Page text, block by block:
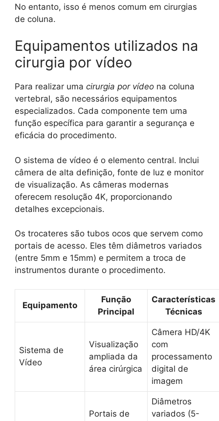
No entanto, isso é menos comum em cirurgias
de coluna.
Equipamentos utilizados na
cirurgia por vídeo
Para realizar uma cirurgia por vídeo na coluna
vertebral, são necessários equipamentos
especializados. Cada componente tem uma
função específica para garantir a segurança e
eficácia do procedimento.
O sistema de vídeo é o elemento central. Inclui
câmera de alta definição, fonte de luz e monitor
de visualização. As câmeras modernas
oferecem resolução 4K, proporcionando
detalhes excepcionais.
Os trocateres são tubos ocos que servem como
portais de acesso. Eles têm diâmetros variados
(entre 5mm e 15mm) e permitem a troca de
instrumentos durante o procedimento.
Equipamento
Função
Principal
Características
Técnicas
Sistema de
Vídeo
Visualização
ampliada da
área cirúrgica
Câmera HD/4K
com
processamento
digital de
imagem
Portais de
Diâmetros
variados (5-